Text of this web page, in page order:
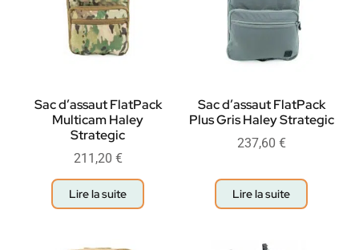
Sac d’assaut FlatPack
Multicam Haley
Strategic
211,20 €
Lire la suite
Sac d’assaut FlatPack
Plus Gris Haley Strategic
237,60 €
Lire la suite